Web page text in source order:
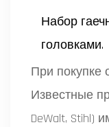
Набор
головками.
При покупке
Известные
DeWalt, Stihl)